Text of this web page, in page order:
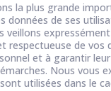
la plus grande
données de ses
veillons
respectueuse de vos
et à garantir
Nous vous
utilisées dans le